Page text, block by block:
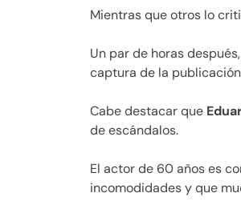
Mientras que otros lo
Un par de horas después,
captura de la
Cabe destacar que
de escándalos.
El actor de 60 años es
incomodidades y que